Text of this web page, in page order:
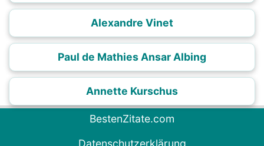
Alexandre Vinet
Paul de Mathies Ansar Albing
Annette Kurschus
BestenZitate.com
Datenschutzerklärung